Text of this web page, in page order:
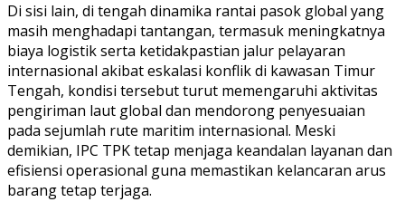
Di sisi lain, di tengah dinamika rantai pasok global yang
masih menghadapi tantangan, termasuk meningkatnya
biaya logistik serta ketidakpastian jalur pelayaran
internasional akibat eskalasi konflik di kawasan Timur
Tengah, kondisi tersebut turut memengaruhi aktivitas
pengiriman laut global dan mendorong penyesuaian
pada sejumlah rute maritim internasional. Meski
demikian, IPC TPK tetap menjaga keandalan layanan dan
efisiensi operasional guna memastikan kelancaran arus
barang tetap terjaga.